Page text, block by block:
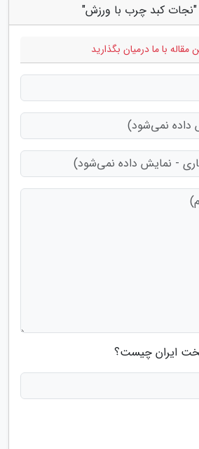
"نجات کبد چرب با ورزش"
مقاله با ما درمیان بگذارید
ایران چیست؟